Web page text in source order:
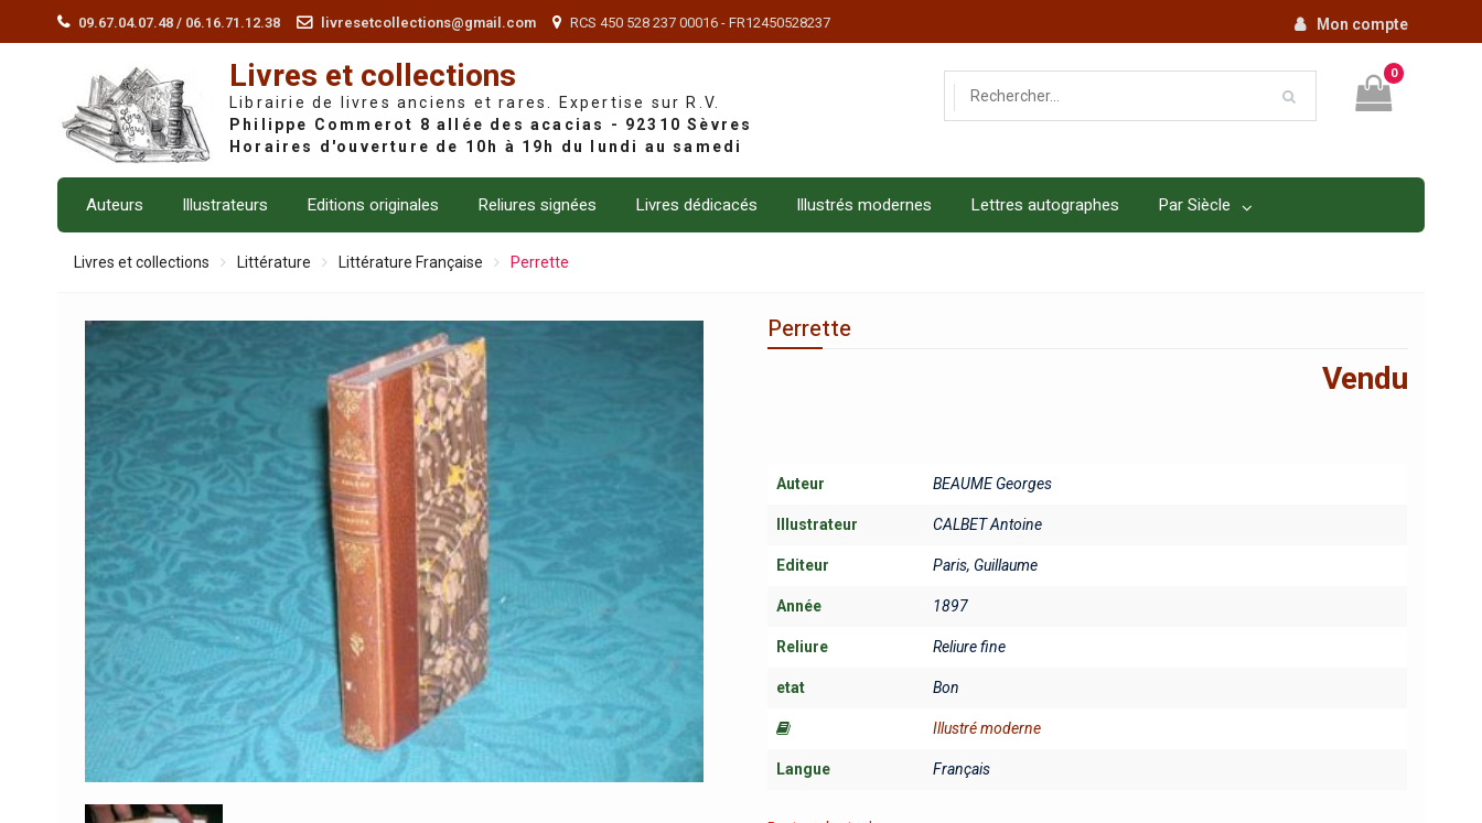
09.67.04.07.48 / 06.16.71.12.38 livresetcollections@gmail.com RCS 450 528 237 00016 - FR12450528237 Mon compte
Livres et collections
Librairie de livres anciens et rares. Expertise sur R.V.
0
Auteurs Illustrateurs Editions originales Reliures signées Livres dédicacés Illustrés modernes Lettres autographes Par Siècle
Livres et collections Littérature Littérature Française Perrette
Perrette
Vendu
Auteur BEAUME Georges
Illustrateur CALBET Antoine
Editeur Paris, Guillaume
Année 1897
Reliure Reliure fine
etat Bon
Illustré moderne
Langue Français